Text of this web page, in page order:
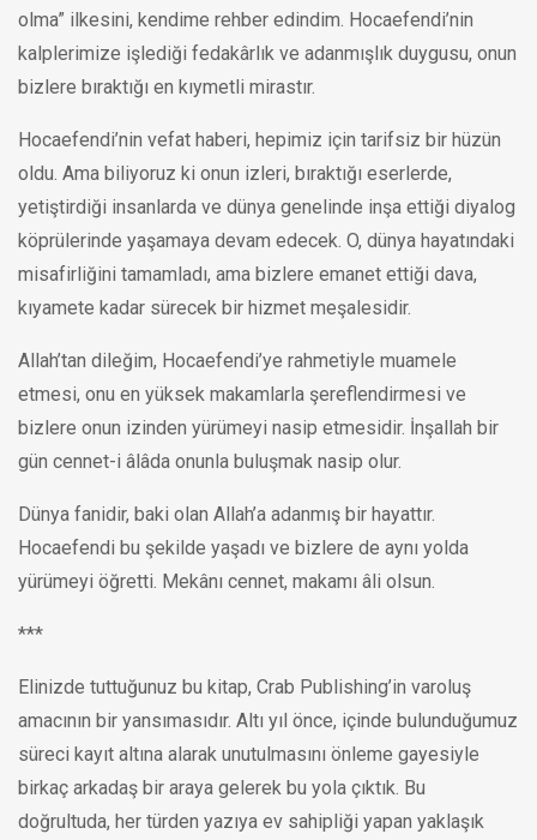
olma” ilkesini, kendime rehber edindim. Hocaefendi’nin
kalplerimize işlediği fedakârlık ve adanmışlık duygusu, onun
bizlere bıraktığı en kıymetli mirastır.
Hocaefendi’nin vefat haberi, hepimiz için tarifsiz bir hüzün
oldu. Ama biliyoruz ki onun izleri, bıraktığı eserlerde,
yetiştirdiği insanlarda ve dünya genelinde inşa ettiği diyalog
köprülerinde yaşamaya devam edecek. O, dünya hayatındaki
misafirliğini tamamladı, ama bizlere emanet ettiği dava,
kıyamete kadar sürecek bir hizmet meşalesidir.
Allah’tan dileğim, Hocaefendi’ye rahmetiyle muamele
etmesi, onu en yüksek makamlarla şereflendirmesi ve
bizlere onun izinden yürümeyi nasip etmesidir. İnşallah bir
gün cennet-i âlâda onunla buluşmak nasip olur.
Dünya fanidir, baki olan Allah’a adanmış bir hayattır.
Hocaefendi bu şekilde yaşadı ve bizlere de aynı yolda
yürümeyi öğretti. Mekânı cennet, makamı âli olsun.
***
Elinizde tuttuğunuz bu kitap, Crab Publishing’in varoluş
amacının bir yansımasıdır. Altı yıl önce, içinde bulunduğumuz
süreci kayıt altına alarak unutulmasını önleme gayesiyle
birkaç arkadaş bir araya gelerek bu yola çıktık. Bu
doğrultuda, her türden yazıya ev sahipliği yapan yaklaşık